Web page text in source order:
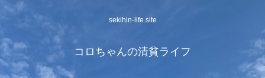
sekihin-life.site
コロちゃんの清貧ライフ